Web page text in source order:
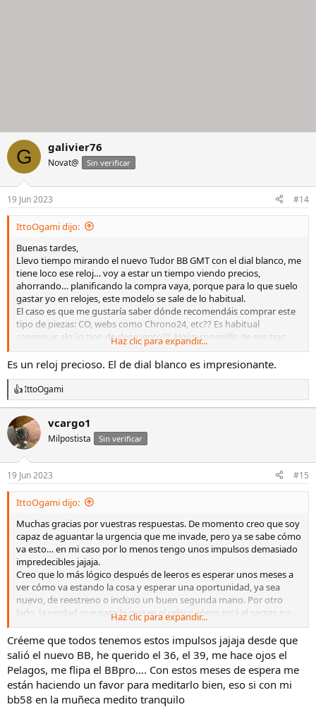
G galivier76
Novat@ Sin verificar
19 Jun 2023 #14
IttoOgami dijo:
Buenas tardes,
Llevo tiempo mirando el nuevo Tudor BB GMT con el dial blanco, me
tiene loco ese reloj… voy a estar un tiempo viendo precios,
ahorrando… planificando la compra vaya, porque para lo que suelo
gastar yo en relojes, este modelo se sale de lo habitual.
El caso es que me gustaría saber dónde recomendáis comprar este
tipo de piezas: CO, webs como Chrono24, etc?? Es habitual
conseguir algún tipo de descuento?? Algún consejillo de ese tipo
para no machacar demasiado mi economía 😊.
Gracias y un saludo!
Haz clic para expandir...
Es un reloj precioso. El de dial blanco es impresionante.
R
e
a
c
c
o
n
e
IttoOgami
vcargo1
Milpostista Sin verificar
19 Jun 2023 #15
IttoOgami dijo:
Muchas gracias por vuestras respuestas. De momento creo que soy
capaz de aguantar la urgencia que me invade, pero ya se sabe cómo
va esto… en mi caso por lo menos tengo unos impulsos demasiado
impredecibles jajaja.
Creo que lo más lógico después de leeros es esperar unos meses a
ver cómo va estando la cosa y esperar una oportunidad, ya sea
nuevo, de reestreno o incluso un buen segunda mano. Por otro
lado, la verdad que para lo que es el reloj y cómo está el sector, no
me parece que tenga un precio desmedido, pero si se puede
ahorrar algo pues mejor, claro. Y más con la coyuntura actual.
Como tengo entre ceja y ceja varios relojes, siempre se puede jugar
con eso.
Haz clic para expandir...
Créeme que todos tenemos estos impulsos jajaja desde que
salió el nuevo BB, he querido el 36, el 39, me hace ojos el
Pelagos, me flipa el BBpro…. Con estos meses de espera me
están haciendo un favor para meditarlo bien, eso si con mi
bb58 en la muñeca medito tranquilo